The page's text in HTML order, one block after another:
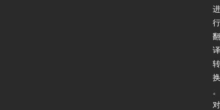
进
行
翻
译
转
换
。
对